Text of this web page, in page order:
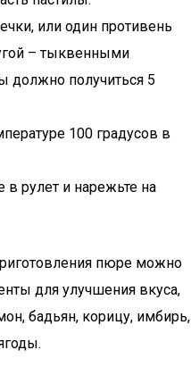
или один противень
– тыквенными
должно получиться 5
100 градусов в
в рулет и нарежьте на
пюре можно
для улучшения вкуса,
бадьян, корицу, имбирь,